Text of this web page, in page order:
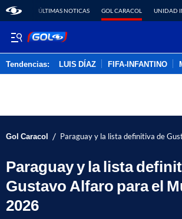
ÚLTIMAS NOTICAS GOL CARACOL UNIDAD
Tendencias: LUIS DÍAZ FIFA-INFANTINO
Gol Caracol / Paraguay y la lista definitiva de
Paraguay y la lista
Gustavo Alfaro para el
2026